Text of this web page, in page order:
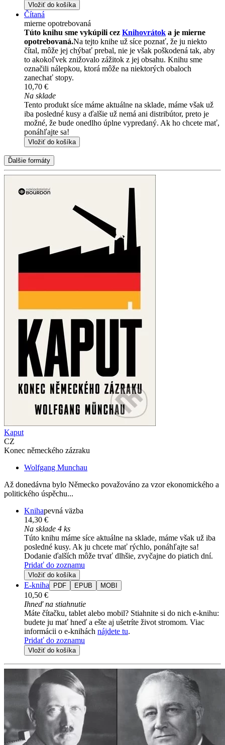
Vložiť do košíka
Čítaná
mierne opotrebovaná
Túto knihu sme vykúpili cez Knihovrátok a je mierne
opotrebovaná.Na tejto knihe už síce poznať, že ju niekto
čítal, môže jej chýbať prebal, nie je však poškodená tak, aby
to akokoľvek znižovalo zážitok z jej obsahu. Knihu sme
označili nálepkou, ktorá môže na niektorých obaloch
zanechať stopy.
10,70 €
Na sklade
Tento produkt síce máme aktuálne na sklade, máme však už
iba posledné kusy a ďalšie už nemá ani distribútor, preto je
možné, že bude onedlho úplne vypredaný. Ak ho chcete mať,
ponáhľajte sa!
Vložiť do košíka
Ďalšie formáty
Kaput
CZ
Konec německého zázraku
Wolfgang Munchau
Až donedávna bylo Německo považováno za vzor ekonomického a
politického úspěchu...
Knihapevná väzba
14,30 €
Na sklade 4 ks
Túto knihu máme síce aktuálne na sklade, máme však už iba
posledné kusy. Ak ju chcete mať rýchlo, ponáhľajte sa!
Dodanie ďalších môže trvať dlhšie, zvyčajne do piatich dní.
Pridať do zoznamu
Vložiť do košíka
E-kniha PDF EPUB MOBI
10,50 €
Ihneď na stiahnutie
Máte čítačku, tablet alebo mobil? Stiahnite si do nich e-knihu:
budete ju mať hneď a ešte aj ušetríte život stromom. Viac
informácii o e-knihách nájdete tu.
Pridať do zoznamu
Vložiť do košíka